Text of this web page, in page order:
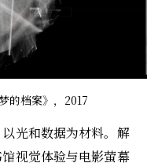
的档案》，2017
光和数据为材料。解
视觉体验与电影萤幕